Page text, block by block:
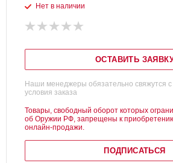
Нет в наличии
ОСТАВИТЬ
Наши менеджеры обязательно свяжутся с
условия заказа
Товары, свободный оборот которых
об Оружии РФ, запрещены к
онлайн-продажи.
ПОДПИСАТЬСЯ